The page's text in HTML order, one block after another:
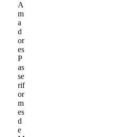
A
m
a
d
or
es
P
as
se
rif
or
m
es
d
e